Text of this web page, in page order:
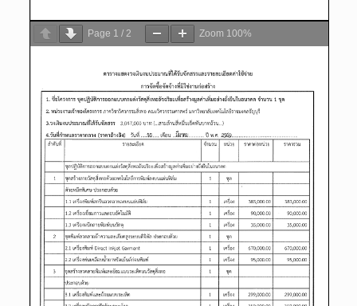
Page 1 / 2 Zoom 100%